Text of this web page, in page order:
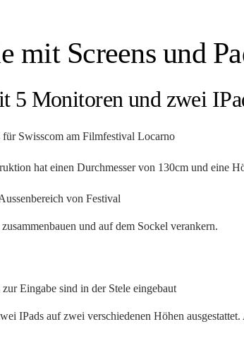
mit Screens und
5 Monitoren und zwei
Swisscom am Filmfestival Locarno
hat einen Durchmesser von 130cm und eine
und auf dem Sockel verankern.
IPads auf zwei verschiedenen Höhen